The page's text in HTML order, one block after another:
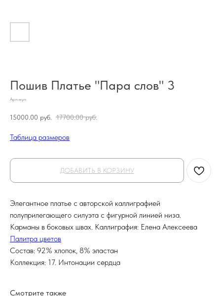
Пошив Платье "Пара слов" 3
Артикул:
15000.00 руб. 17700.00 руб.
Таблица размеров
ДОБАВИТЬ В КОРЗИНУ
Элегантное платье с авторской каллиграфией
полуприлегающего силуэта с фигурной линией низа.
Карманы в боковых швах. Каллиграфия: Елена Алексеева
Палитра цветов
Состав: 92% хлопок, 8% эластан
Коллекция: 17. Интонации сердца
Смотрите также